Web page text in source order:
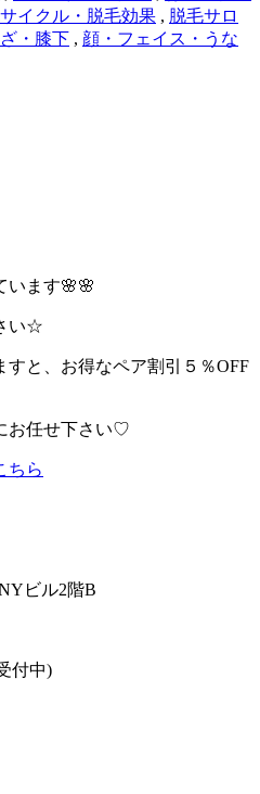
イクル・脱毛効果 , 脱毛サロ
・膝下 , 顔・フェイス・うな
います🌸🌸
い☆
と、お得なペア割引５％OFF
お任せ下さい♡
ちら
ビル2階B
付中)